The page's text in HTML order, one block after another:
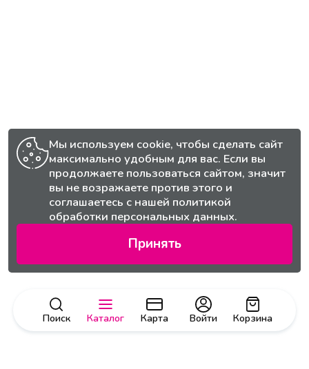
Поиск Каталог Карта Корзина
Войти
Мы используем cookie, чтобы сделать сайт
максимально удобным для вас. Если вы
продолжаете пользоваться сайтом, значит
вы не возражаете против этого и
соглашаетесь с нашей политикой
обработки персональных данных.
Принять